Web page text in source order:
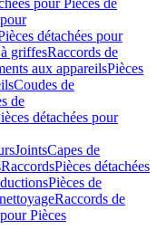
pour Pièces de
détachées pour
griffesRaccords de
aux appareilsPièces
Coudes de
de
détachées pour
JointsCapes de
RaccordsPièces détachées
Pièces de
Raccords de
Pièces